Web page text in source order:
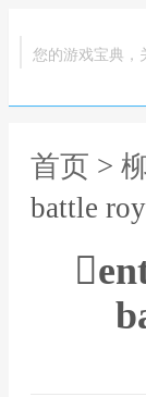
您的游戏宝典，
首页 >
battle